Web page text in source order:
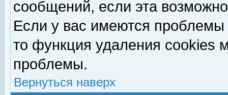
сообщений, если эта
Если у вас имеются
то функция удаления cookies
проблемы.
Вернуться наверх